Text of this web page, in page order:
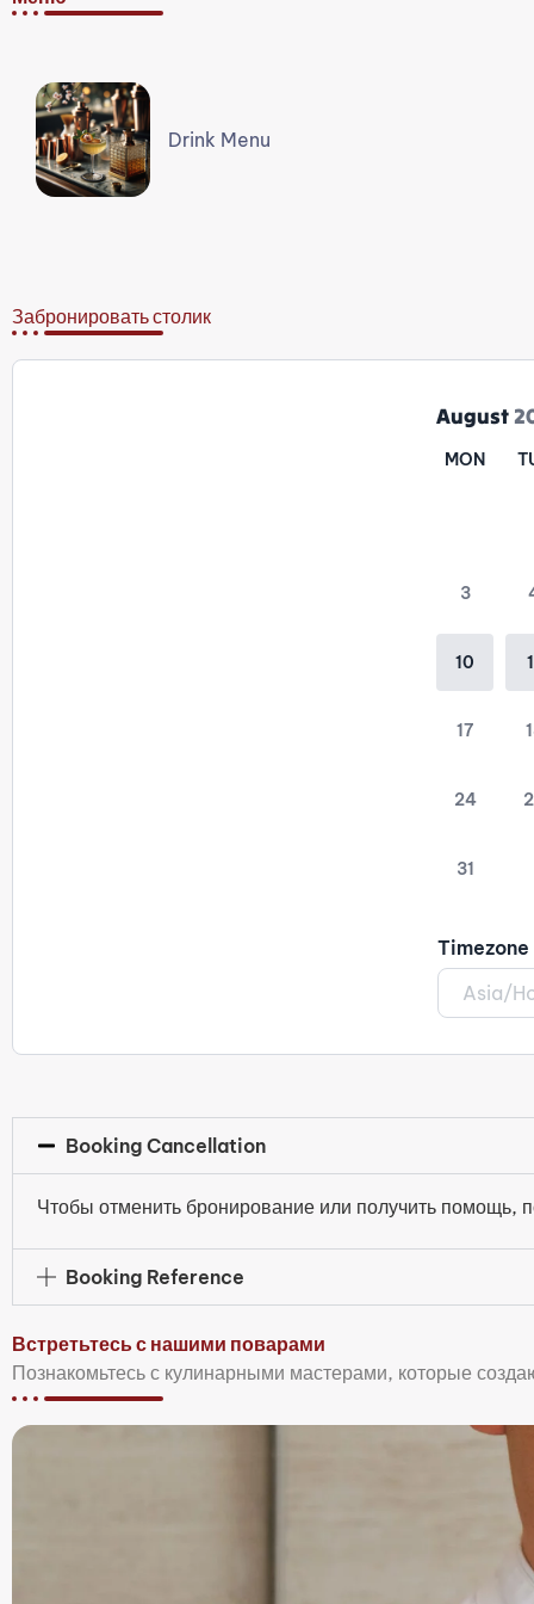
Drink Menu
Забронировать столик
August
MON
3
10
17
24
31
Timezone
Asia/
Booking Cancellation
Чтобы отменить бронирование или получить
Booking Reference
Встретьтесь с нашими поварами
Познакомьтесь с кулинарными мастерами, которые